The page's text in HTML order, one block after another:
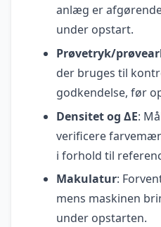
anlæg er
under opstart.
Prøvetryk/
der bruges til
godkendelse, før
Densitet og ΔE:
verificere
i forhold til
Makulatur:
mens maskinen
under opstarten.